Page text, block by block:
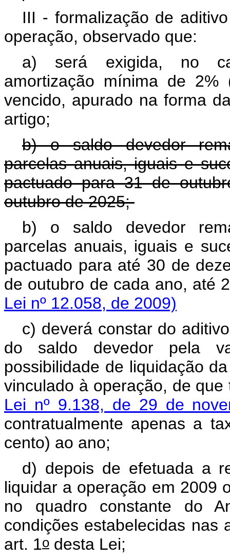
III - formalização de
operação, observado que:
a) será exigida, no
amortização mínima de
vencido, apurado na forma
artigo;
b) o saldo devedor
parcelas anuais, iguais e
pactuado para 31 de
outubro de 2025;
b) o saldo devedor
parcelas anuais, iguais e
pactuado para até 30 de
de outubro de cada
Lei nº 12.058, de 2009)
c) deverá constar do
do saldo devedor pela
possibilidade de liquidação
vinculado à operação, de
Lei nº 9.138, de 29 de
contratualmente apenas a
cento) ao ano;
d) depois de efetuada a
liquidar a operação em 2009
no quadro constante do
condições estabelecidas nas
art. 1o desta Lei;